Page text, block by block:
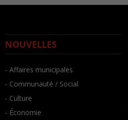
NOUVELLES
- Affaires municipales
- Communauté / Social
- Culture
- Économie